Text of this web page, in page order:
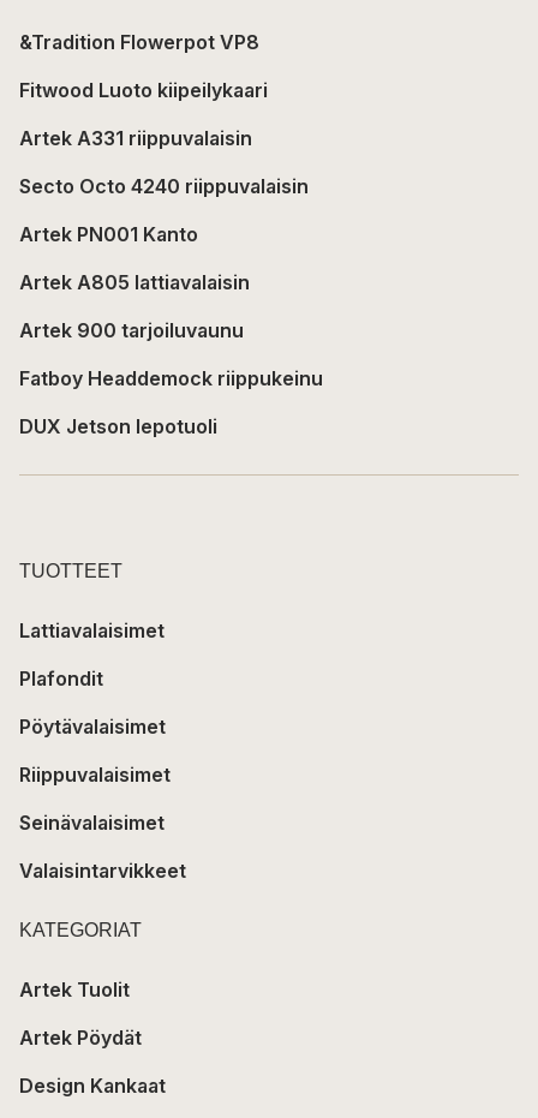
&Tradition Flowerpot VP8
Fitwood Luoto kiipeilykaari
Artek A331 riippuvalaisin
Secto Octo 4240 riippuvalaisin
Artek PN001 Kanto
Artek A805 lattiavalaisin
Artek 900 tarjoiluvaunu
Fatboy Headdemock riippukeinu
DUX Jetson lepotuoli
TUOTTEET
Lattiavalaisimet
Plafondit
Pöytävalaisimet
Riippuvalaisimet
Seinävalaisimet
Valaisintarvikkeet
KATEGORIAT
Artek Tuolit
Artek Pöydät
Design Kankaat